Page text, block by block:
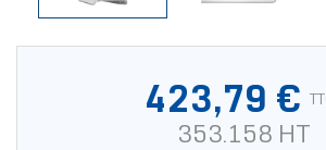
423,79 €
353.158 HT